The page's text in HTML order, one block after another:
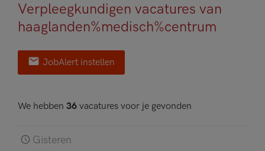
Verpleegkundigen vacatures van
haaglanden%medisch%centrum
JobAlert instellen
We hebben 36 vacatures voor je gevonden
Gisteren